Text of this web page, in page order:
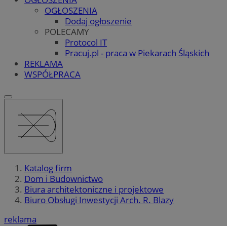
OGŁOSZENIA
Dodaj ogłoszenie
POLECAMY
Protocol IT
Pracuj.pl - praca w Piekarach Śląskich
REKLAMA
WSPÓŁPRACA
Katalog firm
Dom i Budownictwo
Biura architektoniczne i projektowe
Biuro Obsługi Inwestycji Arch. R. Blazy
reklama